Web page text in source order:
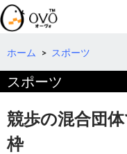
検
索
コ
テ
へ
移
動
ホーム > スポーツ
スポーツ
競歩の混合団
枠